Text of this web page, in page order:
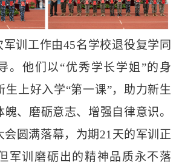
军训工作由45名学校退役复学同
。他们以“优秀学长学姐”的身
生上好入学“第一课”，助力新生
、磨砺意志、增强自律意识。
会圆满落幕，为期21天的军训正
军训磨砺出的精神品质永不落